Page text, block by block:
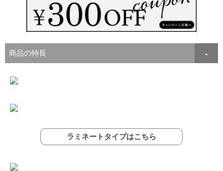
商品の特長
ラミネートタイプはこちら